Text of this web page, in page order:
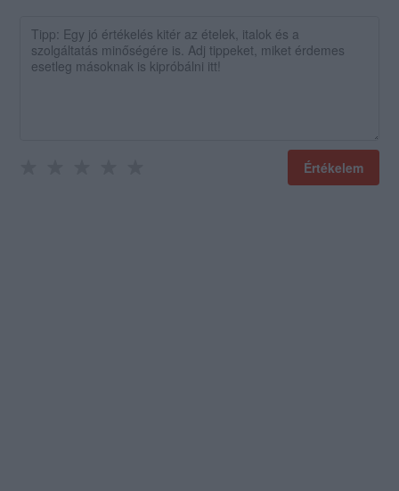
Értékelem